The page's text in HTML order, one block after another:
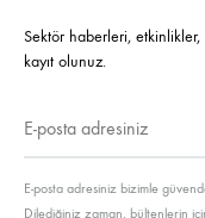
Sektör haberleri,
kayıt olunuz.
E-posta adresiniz bizimle
Dilediğiniz zaman, bültenlerin